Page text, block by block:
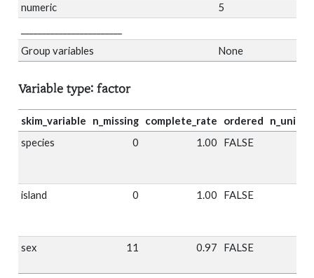
numeric
5
Group variables
None
Variable type: factor
skim_variable n_missing complete_rate ordered
species
0 1.00 FALSE
island 0 1.00 FALSE
sex 11 0.97 FALSE